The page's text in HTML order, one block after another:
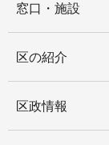
窓口・施設
区の紹介
区政情報